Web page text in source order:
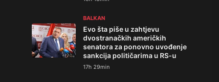
BALKAN
Evo šta piše u zahtjevu
dvostranačkih američkih
senatora za ponovno uvođenje
sankcija političarima u RS-u
17h 29min